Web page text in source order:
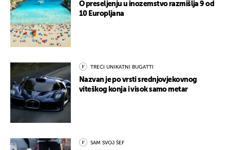
O preseljenju u inozemstvo razmišlja 9 od
10 Europljana
TREĆI UNIKATNI BUGATTI
Nazvan je po vrsti srednjovjekovnog
viteškog konja i visok samo metar
SAM SVOJ ŠEF